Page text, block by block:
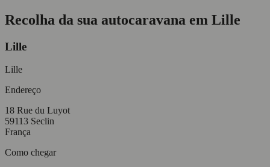
Recolha da sua autocaravana em Lille
Lille
Lille
Endereço
18 Rue du Luyot
59113 Seclin
França
Como chegar